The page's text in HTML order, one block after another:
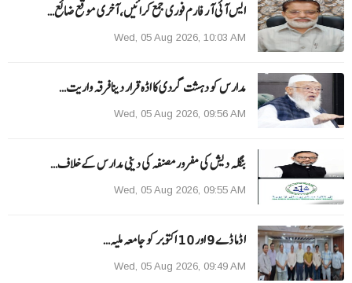
ایس آئی آر فارم فوری جمع کرائیں، آخری موقع ضائع…
Wed, 05 Aug 2026, 10:03 AM
مدارس کو دہشت گردی کا اڈہ قرار دینا فرقہ واریت…
Wed, 05 Aug 2026, 09:56 AM
بنگلہ دیش کی مفرور مصنفہ کی دینی مدارس کے خلاف…
Wed, 05 Aug 2026, 09:55 AM
ا ڈما ڈے 9 اور 10 اکتوبر کو جامعہ ملیہ…
Wed, 05 Aug 2026, 09:49 AM